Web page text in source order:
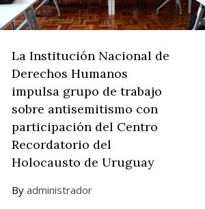
La Institución Nacional de
Derechos Humanos
impulsa grupo de trabajo
sobre antisemitismo con
participación del Centro
Recordatorio del
Holocausto de Uruguay
By administrador